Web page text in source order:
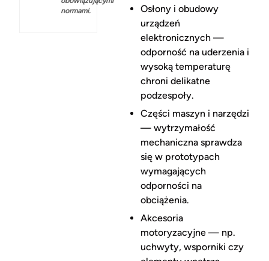
normami.
Osłony i obudowy
urządzeń
elektronicznych —
odporność na uderzenia i
wysoką temperaturę
chroni delikatne
podzespoły.
Części maszyn i narzędzi
— wytrzymałość
mechaniczna sprawdza
się w prototypach
wymagających
odporności na
obciążenia.
Akcesoria
motoryzacyjne — np.
uchwyty, wsporniki czy